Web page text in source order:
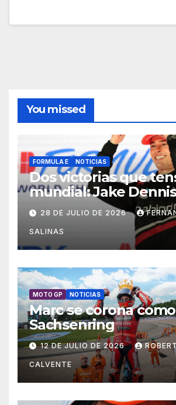
You missed
FORMULA E NOTICIAS
Dos victorias que
mundial: Jake
28 DE JULIO DE 2026
SALINAS
MOTO GP NOTICIAS
Marc se corona
Sachsenring
12 DE JULIO DE 2026
CALVENTE